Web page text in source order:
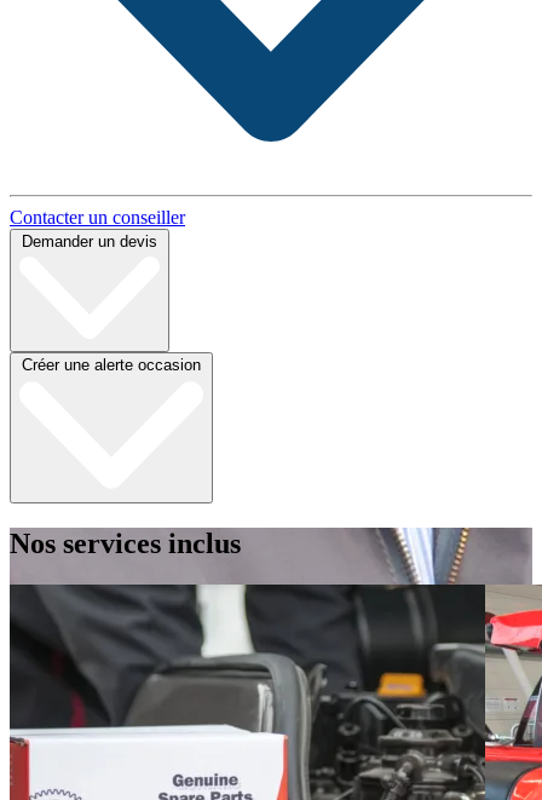
Contacter un conseiller
Demander un devis
Créer une alerte occasion
Nos services inclus